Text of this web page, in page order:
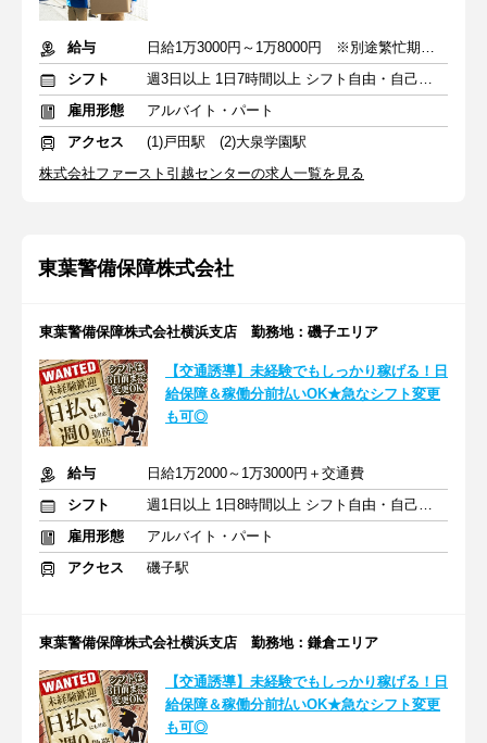
給与
日給1万3000円～1万8000円 ※別途繁忙期手当支給
シフト
週3日以上 1日7時間以上 シフト自由・自己申告
雇用形態
アルバイト・パート
アクセス
(1)戸田駅 (2)大泉学園駅
株式会社ファースト引越センターの求人一覧を見る
東葉警備保障株式会社
東葉警備保障株式会社横浜支店 勤務地：磯子エリア
【交通誘導】未経験でもしっかり稼げる！日
給保障＆稼働分前払いOK★急なシフト変更
も可◎
給与
日給1万2000～1万3000円＋交通費
シフト
週1日以上 1日8時間以上 シフト自由・自己申告
雇用形態
アルバイト・パート
アクセス
磯子駅
東葉警備保障株式会社横浜支店 勤務地：鎌倉エリア
【交通誘導】未経験でもしっかり稼げる！日
給保障＆稼働分前払いOK★急なシフト変更
も可◎